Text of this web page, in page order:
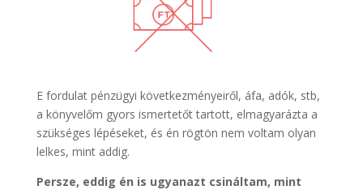
E fordulat pénzügyi következményeiről, áfa, adók, stb,
a könyvelőm gyors ismertetőt tartott, elmagyarázta a
szükséges lépéseket, és én rögtön nem voltam olyan
lelkes, mint addig.
Persze, eddig én is ugyanazt csináltam, mint